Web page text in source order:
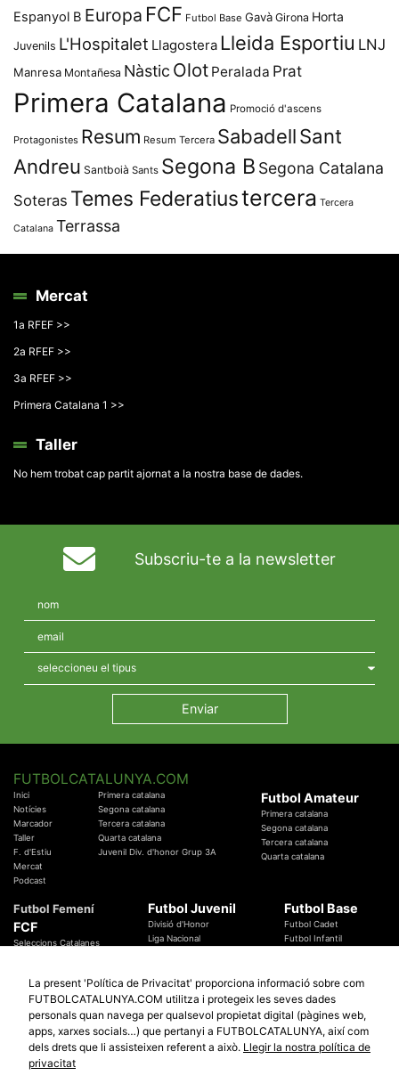
Espanyol B Europa FCF Futbol Base Gavà Girona Horta
Juvenils L'Hospitalet Llagostera Lleida Esportiu LNJ
Manresa Montañesa Nàstic Olot Peralada Prat
Primera Catalana Promoció d'ascens
Protagonistes Resum Resum Tercera SabadellSant
Andreu Santboià Sants Segona B Segona Catalana
Soteras Temes Federatiustercera Tercera
Catalana Terrassa
Mercat
1a RFEF >>
2a RFEF >>
3a RFEF >>
Primera Catalana 1 >>
Taller
No hem trobat cap partit ajornat a la nostra base de dades.
Subscriu-te a la newsletter
FUTBOLCATALUNYA.COM
Inici
Notícies
Marcador
Taller
F. d'Estiu
Mercat
Podcast
Primera catalana
Segona catalana
Tercera catalana
Quarta catalana
Juvenil Div. d'honor Grup 3A
Futbol Amateur
Primera catalana
Segona catalana
Tercera catalana
Quarta catalana
Futbol Femení
FCF
Seleccions Catalanes
Temes Federatius
Futbol Juvenil
Divisió d'Honor
Liga Nacional
Futbol Base
Futbol Cadet
Futbol Infantil
Futbol Catalunya
Promocions
Sortejos
Participació
Especials
Copa Catalunya Absoluta 2019
Copa del Rei 2019 - 2020
La present 'Política de Privacitat' proporciona informació sobre com
FUTBOLCATALUNYA.COM utilitza i protegeix les seves dades
personals quan navega per qualsevol propietat digital (pàgines web,
apps, xarxes socials…) que pertanyi a FUTBOLCATALUNYA, així com
dels drets que li assisteixen referent a això. Llegir la nostra política de
privacitat